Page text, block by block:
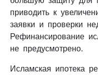
приводить к
заявки и проверки
Рефинансирование
не предусмотрено.
Исламская ипотека